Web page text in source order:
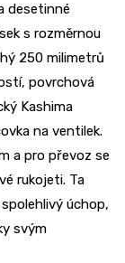
desetinné
s rozměrnou
250 milimetrů
povrchová
Kashima
na ventilek.
a pro převoz se
rukojeti. Ta
úchop,
svým